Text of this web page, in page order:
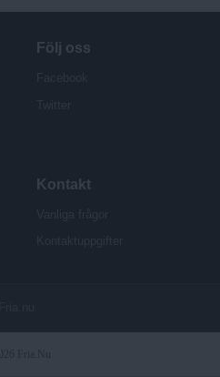
Följ oss
Kontakt